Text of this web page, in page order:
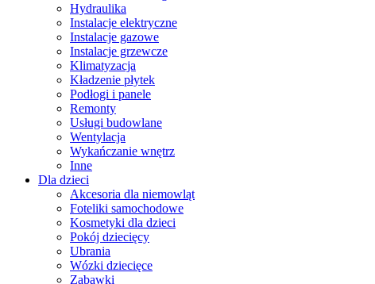
Hydraulika
Instalacje elektryczne
Instalacje gazowe
Instalacje grzewcze
Klimatyzacja
Kładzenie płytek
Podłogi i panele
Remonty
Usługi budowlane
Wentylacja
Wykańczanie wnętrz
Inne
Dla dzieci
Akcesoria dla niemowląt
Foteliki samochodowe
Kosmetyki dla dzieci
Pokój dziecięcy
Ubrania
Wózki dziecięce
Zabawki